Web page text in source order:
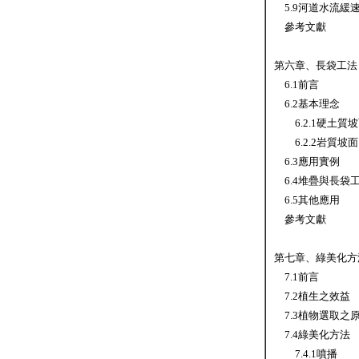
5.9河道水流緩速
參考文獻
第六章、長袋工法
6.1前言
6.2基本理念
6.2.1硬土質坡
6.2.2岩質坡面
6.3應用實例
6.4堆疊與長袋
6.5其他應用
參考文獻
第七章、綠美化
7.1前言
7.2植生之效益
7.3植物選取之
7.4綠美化方法
7.4.1噴播